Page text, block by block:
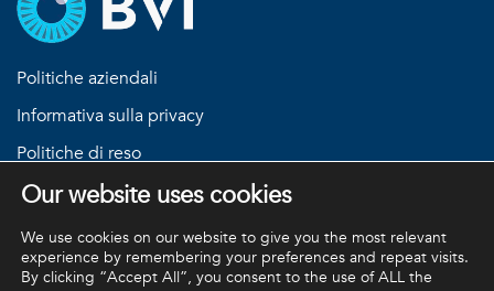
Cerca le posizioni aperte in BVI
Politiche aziendali
Informativa sulla privacy
Politiche di reso
Termini e condizioni
Our website uses cookies
We use cookies on our website to give you the most relevant
experience by remembering your preferences and repeat visits.
By clicking “Accept All”, you consent to the use of ALL the